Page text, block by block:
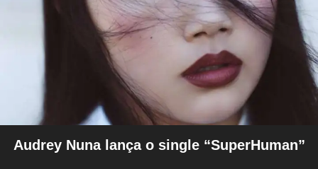
Audrey Nuna lança o single “SuperHuman”